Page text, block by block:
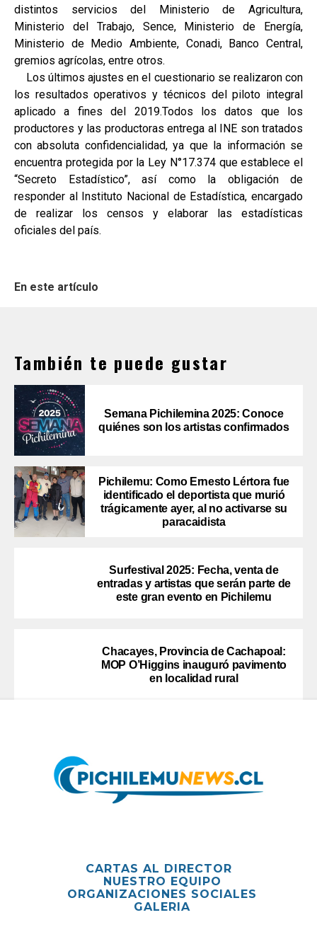
distintos servicios del Ministerio de Agricultura,
Ministerio del Trabajo, Sence, Ministerio de Energía,
Ministerio de Medio Ambiente, Conadi, Banco Central,
gremios agrícolas, entre otros.
Los últimos ajustes en el cuestionario se realizaron con
los resultados operativos y técnicos del piloto integral
aplicado a fines del 2019.Todos los datos que los
productores y las productoras entrega al INE son tratados
con absoluta confidencialidad, ya que la información se
encuentra protegida por la Ley N°17.374 que establece el
“Secreto Estadístico”, así como la obligación de
responder al Instituto Nacional de Estadística, encargado
de realizar los censos y elaborar las estadísticas
oficiales del país.
En este artículo
También te puede gustar
Semana Pichilemina 2025: Conoce
quiénes son los artistas confirmados
Pichilemu: Como Ernesto Lértora fue
identificado el deportista que murió
trágicamente ayer, al no activarse su
paracaidista
Surfestival 2025: Fecha, venta de
entradas y artistas que serán parte de
este gran evento en Pichilemu
Chacayes, Provincia de Cachapoal:
MOP O’Higgins inauguró pavimento
en localidad rural
CARTAS AL DIRECTOR
NUESTRO EQUIPO
ORGANIZACIONES SOCIALES
GALERIA